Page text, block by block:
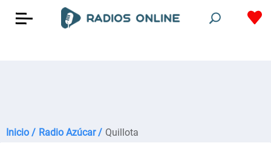
Inicio / Radio Azúcar / Quillota